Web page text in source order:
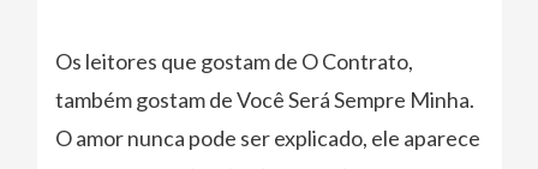
Os leitores que gostam de O Contrato,
também gostam de Você Será Sempre Minha.
O amor nunca pode ser explicado, ele aparece